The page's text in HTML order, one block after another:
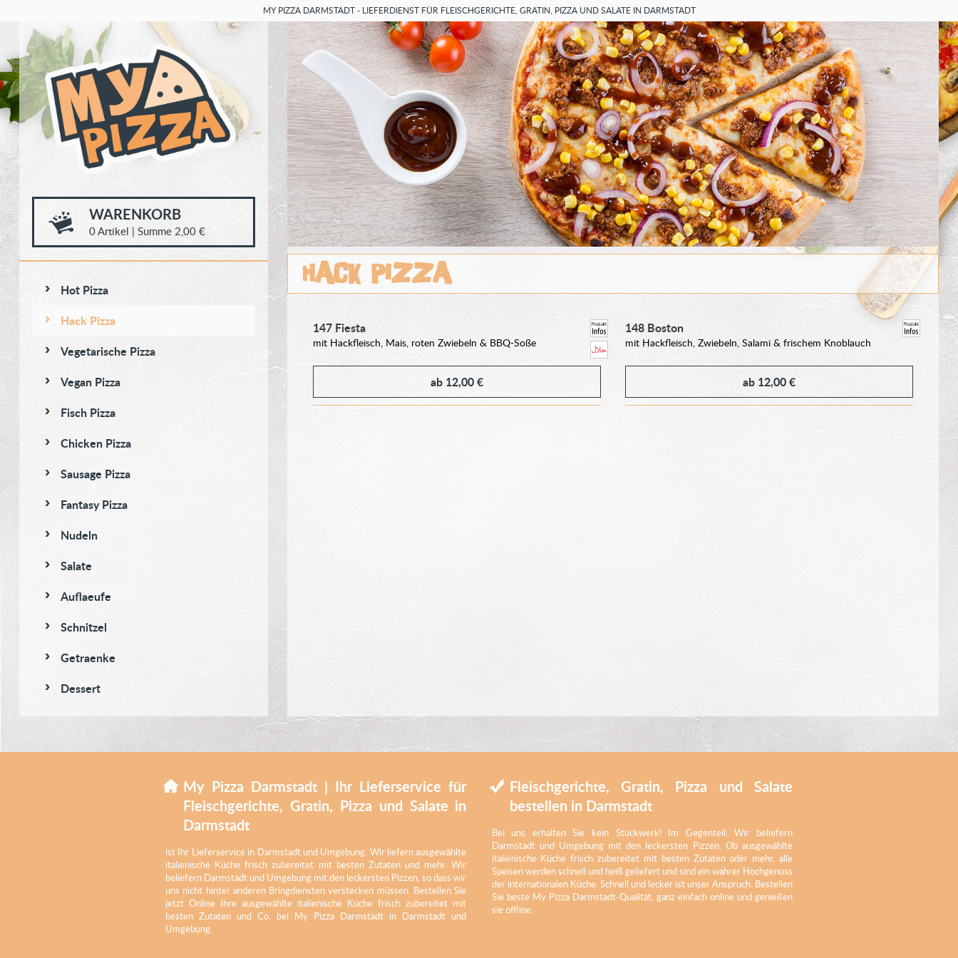
MY PIZZA DARMSTADT - LIEFERDIENST FÜR FLEISCHGERICHTE, GRATIN, PIZZA UND SALATE IN DARMSTADT
WARENKORB
0Artikel | Summe 2,00 €
Hot Pizza
Hack Pizza
Vegetarische Pizza
Vegan Pizza
Fisch Pizza
Chicken Pizza
Sausage Pizza
Fantasy Pizza
Nudeln
Salate
Auflaeufe
Schnitzel
Getraenke
Dessert
Hack Pizza
147 Fiesta
mit Hackfleisch, Mais, roten Zwiebeln & BBQ-Soße
ab 12,00 €
148Boston
mit Hackfleisch, Zwiebeln, Salami & frischem Knoblauch
ab 12,00 €
My Pizza Darmstadt | Ihr Lieferservice für
Fleischgerichte, Gratin, Pizza und Salate in
Darmstadt
ist Ihr Lieferservice in Darmstadt und Umgebung. Wir liefern ausgewählte
italienische Küche frisch zubereitet mit besten Zutaten und mehr. Wir
beliefern Darmstadt und Umgebung mit den leckersten Pizzen, so dass wir
uns nicht hinter anderen Bringdiensten verstecken müssen. Bestellen Sie
jetzt Online Ihre ausgewählte italienische Küche frisch zubereitet mit
besten Zutaten und Co. bei My Pizza Darmstadt in Darmstadt und
Umgebung.
Fleischgerichte, Gratin, Pizza und Salate
bestellen in Darmstadt
Bei uns erhalten Sie kein Stückwerk! Im Gegenteil: Wir beliefern
Darmstadt und Umgebung mit den leckersten Pizzen. Ob ausgewählte
italienische Küche frisch zubereitet mit besten Zutaten oder mehr, alle
Speisen werden schnell und heiß geliefert und sind ein wahrer Hochgenuss
der internationalen Küche. Schnell und lecker ist unser Anspruch. Bestellen
Sie beste My Pizza Darmstadt-Qualität, ganz einfach online und genießen
sie offline.